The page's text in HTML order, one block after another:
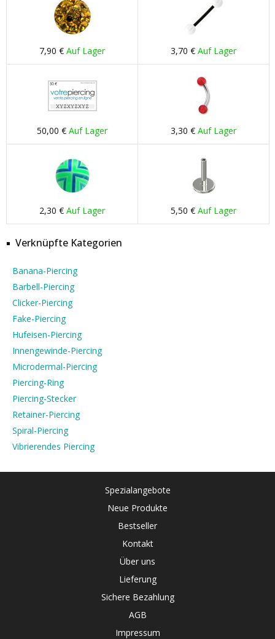
7,90 € Auf Lager 3,70 € Auf Lager
50,00 € Auf Lager 3,30 € Auf Lager
2,30 € Auf Lager 5,50 € Auf Lager
Verknüpfte Kategorien
Banana-Piercing
Barbell-Piercing
Clicker-Piercing
Fake-Piercing
Hufeisen-Piercing
Innengewinde-Piercing
Microdermal-Piercing
Piercing-Ring
Piercing-Stecker
Retainer-Piercing
Spiral-Piercing
Vibrierendes Piercing
Spezialangebote
Neue Produkte
Bestseller
Kontakt
Über uns
Lieferung
Sichere Bezahlung
AGB
Impressum